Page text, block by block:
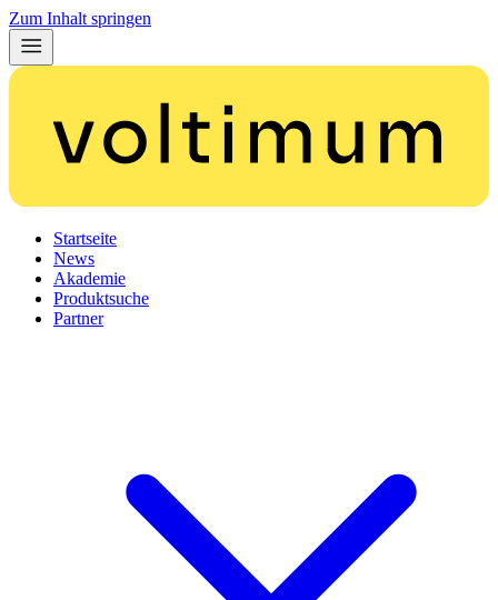
Zum Inhalt springen
Startseite
News
Akademie
Produktsuche
Partner